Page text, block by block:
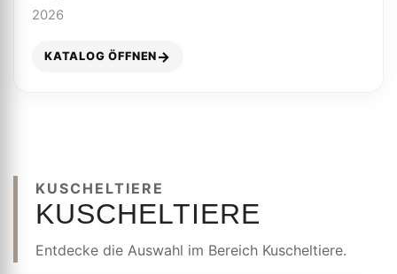
2026
KATALOG ÖFFNEN
KUSCHELTIERE
KUSCHELTIERE
Entdecke die Auswahl im Bereich Kuscheltiere.